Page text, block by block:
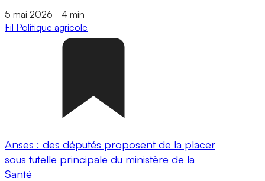
5 mai 2026 - 4 min
Fil Politique agricole
Anses : des députés proposent de la placer
sous tutelle principale du ministère de la
Santé